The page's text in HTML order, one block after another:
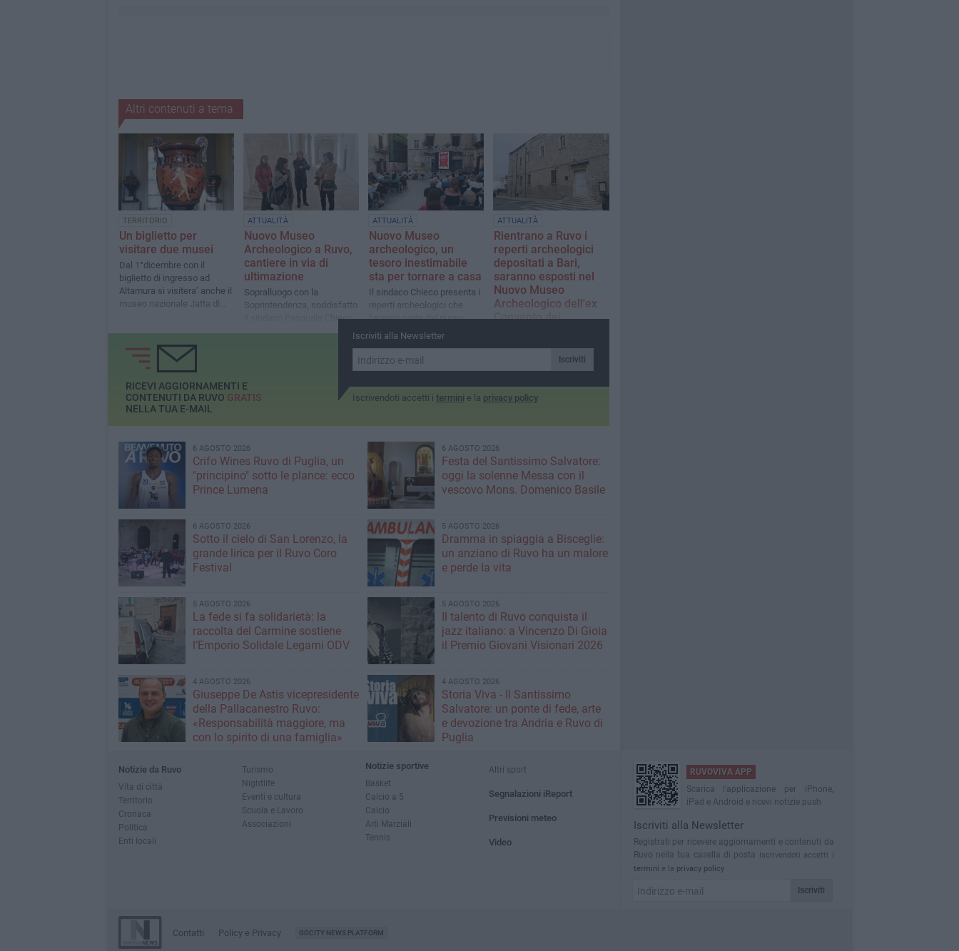
Altri contenuti a tema
TERRITORIO
Un biglietto per
visitare due musei
Dal 1°dicembre con il
biglietto di ingresso ad
Altamura si visitera’ anche il
museo nazionale Jatta di
ATTUALITÀ
Nuovo Museo
Archeologico a Ruvo,
cantiere in via di
ultimazione
Sopralluogo con la
Soprintendenza, soddisfatto
il sindaco Pasquale Chieco
ATTUALITÀ
Nuovo Museo
archeologico, un
tesoro inestimabile
sta per tornare a casa
Il sindaco Chieco presenta i
reperti archeologici che
faranno parte del nuovo
museo
ATTUALITÀ
Rientrano a Ruvo i
reperti archeologici
depositati a Bari,
saranno esposti nel
Nuovo Museo
Archeologico dell'ex
Convento dei
Un incontro per raccontare i
lavori di riqualificazione in
corso
Iscriviti alla Newsletter
Iscriviti
Iscrivendoti accetti i termini e la privacy policy
RICEVI AGGIORNAMENTI E
CONTENUTI DA RUVO GRATIS
NELLA TUA E-MAIL
6 AGOSTO 2026
Crifo Wines Ruvo di Puglia, un
"principino" sotto le plance: ecco
Prince Lumena
6 AGOSTO 2026
Festa del Santissimo Salvatore:
oggi la solenne Messa con il
vescovo Mons. Domenico Basile
6 AGOSTO 2026
Sotto il cielo di San Lorenzo, la
grande lirica per il Ruvo Coro
Festival
5 AGOSTO 2026
Dramma in spiaggia a Bisceglie:
un anziano di Ruvo ha un malore
e perde la vita
5 AGOSTO 2026
La fede si fa solidarietà: la
raccolta del Carmine sostiene
l’Emporio Solidale Legami ODV
5 AGOSTO 2026
Il talento di Ruvo conquista il
jazz italiano: a Vincenzo Di Gioia
il Premio Giovani Visionari 2026
4 AGOSTO 2026
Giuseppe De Astis vicepresidente
della Pallacanestro Ruvo:
«Responsabilità maggiore, ma
con lo spirito di una famiglia»
4 AGOSTO 2026
Storia Viva - Il Santissimo
Salvatore: un ponte di fede, arte
e devozione tra Andria e Ruvo di
Puglia
Notizie da Ruvo
Vita di città
Territorio
Cronaca
Politica
Enti locali
Turismo
Nightlife
Eventi e cultura
Scuola e Lavoro
Associazioni
Notizie sportive
Basket
Calcio a 5
Calcio
Arti Marziali
Tennis
Altri sport
Segnalazioni iReport
Previsioni meteo
Video
RUVOVIVA APP
Scarica l'applicazione per iPhone,
iPad e Android e ricevi notizie push
Iscriviti alla Newsletter
Registrati per ricevere aggiornamenti e contenuti da
Ruvo nella tua casella di posta Iscrivendoti accetti i
termini e la privacy policy
Iscriviti
Contatti Policy e Privacy GOCITY NEWS PLATFORM